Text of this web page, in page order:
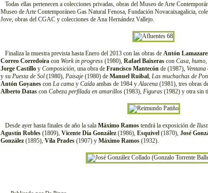
Todas ellas pertenecen a colecciones privadas, obras del Museo de Arte
Museo de Arte Contemporáneo Gas Natural Fenosa, Fundación Novacaixagalicia,
Jove, obras del CGAC y colecciones de Ana Hernández Vallejo.
Finaliza la muestra prevista hasta Enero del 2013 con las obras de Antón
Correo Corredoira con Work in progress (1980), Rafael Baixeras con Casa,
Jorge Castillo y Composición, una obra de Francisco Mantecón de (1987), Ventana
y su Puesta de Sol (1980), Paisaje (1980) de Manuel Ruibal, Las muchachas de
Antón Goyanes con La cama y Caída ambas de 1984 yAlacena (1981), tres obras
Alberto Datas con Cabeza perfilada en amarillos (1983), Figuras (1982) y otra sin
Desde ayer hasta finales de año la sala Máximo Ramos tendrá la exposición de
Agustín Robles (1809), Vicente Día González (1986), Esquivel (1870), José
González (1895), Vila Prades (1907) y Máximo Ramos (1932).